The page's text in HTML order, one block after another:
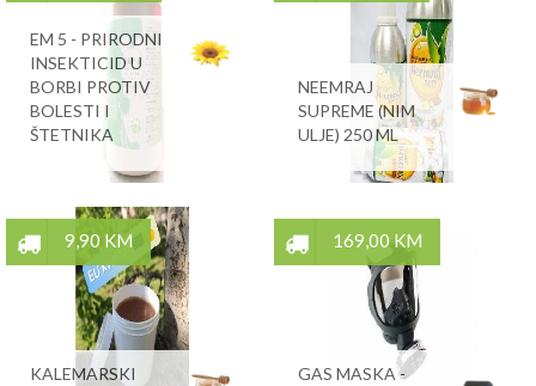
EM 5 - PRIRODNI
INSEKTICID U
BORBI PROTIV
BOLESTI I
ŠTETNIKA
NEEMRAJ
SUPREME (NIM
ULJE) 250 ML
9,90 KM
KALEMARSKI
169,00 KM
GAS MASKA -